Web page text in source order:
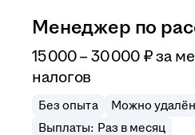
Менеджер по
15 000–30 000 ₽ за
налогов
Без опыта
Можно
Выплаты: Раз в месяц